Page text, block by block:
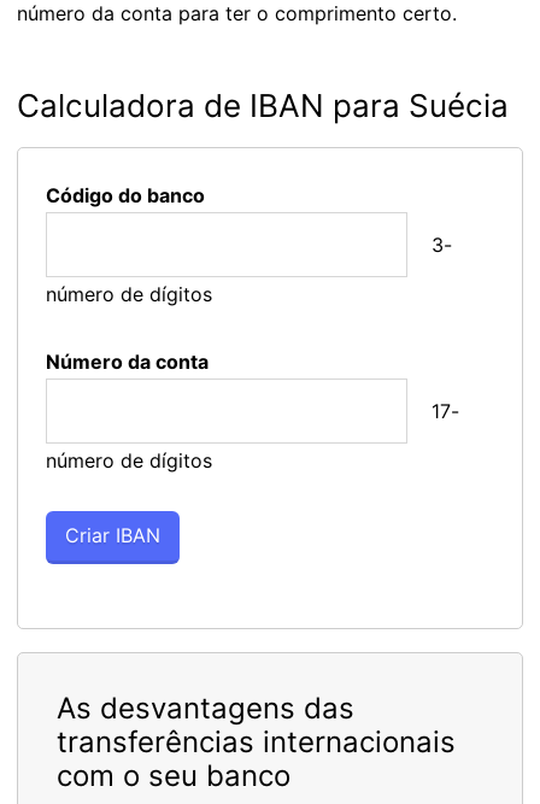
número da conta para ter o comprimento certo.
Calculadora de IBAN para Suécia
Código do banco
3-
número de dígitos
Número da conta
17-
número de dígitos
As desvantagens das
transferências internacionais
com o seu banco